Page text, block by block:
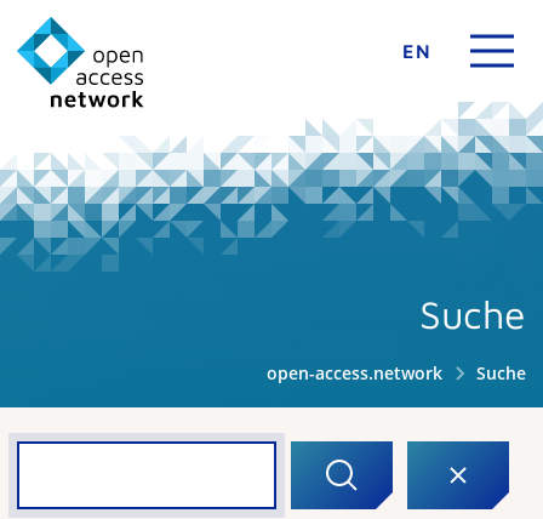
EN
Suche
open-access.network Suche